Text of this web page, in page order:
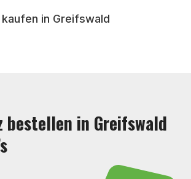
bestellen in Greifswald